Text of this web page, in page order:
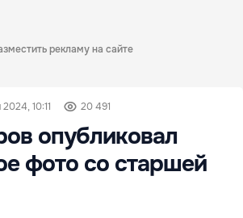
рекламу на сайте
10:11 20 491
опубликовал
фото со старшей